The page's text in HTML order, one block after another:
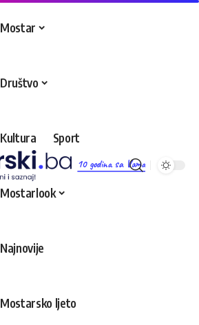
10 godina sa Vama
Mostar
Društvo
Kultura Sport
Mostarlook
Najnovije
Mostarsko ljeto